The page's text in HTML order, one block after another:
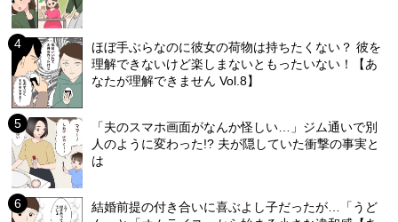
ほぼ手ぶらなのに彼女の荷物は持ちたくない？ 彼を
理解できないけど楽しまないともったいない！【あ
なたが理解できません Vol.8】
「夫のスマホ画面がなんか怪しい…」ジム通いで別
人のように変わった!? 夫が隠していた衝撃の事実と
は
結婚前提の付き合いに喜ぶよし子だったが…「うど